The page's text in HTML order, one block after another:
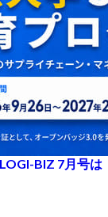
BIZ 7月号